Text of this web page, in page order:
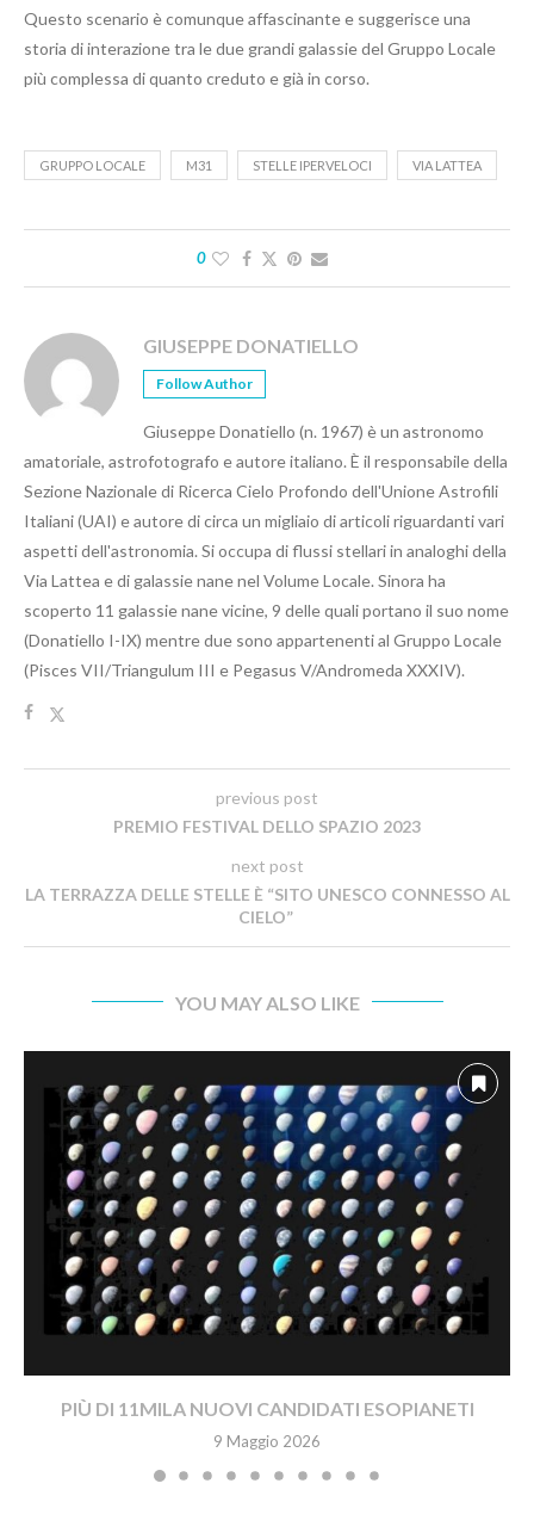
Questo scenario è comunque affascinante e suggerisce una
storia di interazione tra le due grandi galassie del Gruppo Locale
più complessa di quanto creduto e già in corso.
GRUPPO LOCALE M31 STELLE IPERVELOCI VIA LATTEA
0
GIUSEPPE DONATIELLO
Follow Author
Giuseppe Donatiello (n. 1967) è un astronomo
amatoriale, astrofotografo e autore italiano. È il responsabile della
Sezione Nazionale di Ricerca Cielo Profondo dell'Unione Astrofili
Italiani (UAI) e autore di circa un migliaio di articoli riguardanti vari
aspetti dell'astronomia. Si occupa di flussi stellari in analoghi della
Via Lattea e di galassie nane nel Volume Locale. Sinora ha
scoperto 11 galassie nane vicine, 9 delle quali portano il suo nome
(Donatiello I-IX) mentre due sono appartenenti al Gruppo Locale
(Pisces VII/Triangulum III e Pegasus V/Andromeda XXXIV).
previous post
PREMIO FESTIVAL DELLO SPAZIO 2023
next post
LA TERRAZZA DELLE STELLE È “SITO UNESCO CONNESSO AL
CIELO”
YOU MAY ALSO LIKE
PIÙ DI 11MILA NUOVI CANDIDATI ESOPIANETI
9 Maggio 2026